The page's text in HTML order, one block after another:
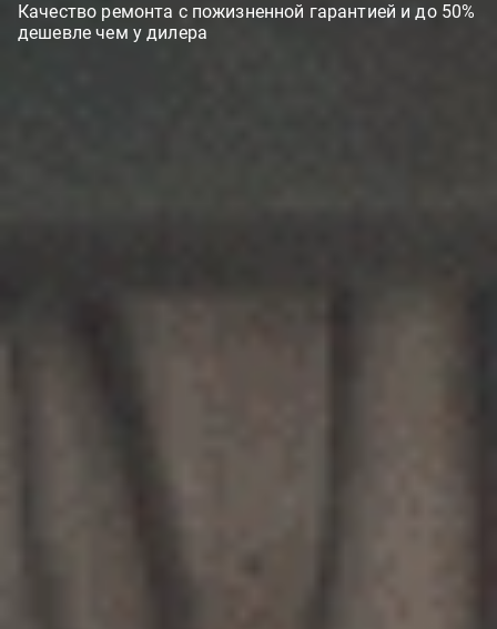
Качество ремонта с пожизненной гарантией и до 50%
дешевле чем у дилера